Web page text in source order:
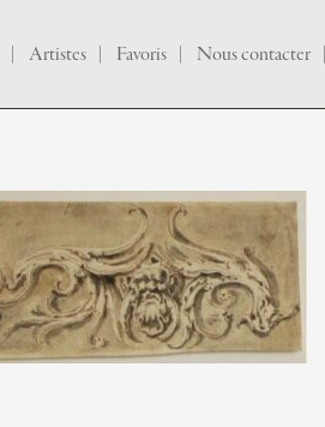
Artistes Favoris Nous contacter